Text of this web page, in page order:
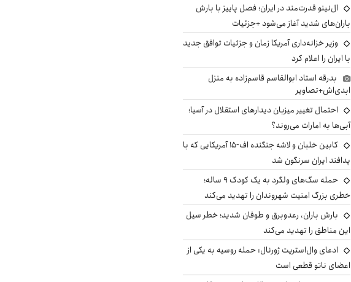
ال‌نینو قدرت‌مند در ایران؛ فصل پاییز با بارش
باران‌های شدید آغاز می‌شود +جزئیات
وزیر خزانه‌داری آمریکا زمان و جزئیات توافق جدید
با ایران را اعلام کرد
بدرقه استاد ابوالقاسم قاسم‌زاده به منزل
ابدی‌اش+تصاویر
احتمال تغییر میزبان دیدارهای استقلال در آسیا؛
آبی‌ها به امارات می‌روند؟
کابین خلبان و لاشه جنگنده اف-۱۵ آمریکایی که با
پدافند ایران سرنگون شد
حمله سگ‌های ولگرد به یک کودک ۹ ساله؛
خطری بزرگ امنیت شهروندان را تهدید می‌کند
بارش باران، رعدوبرق و طوفان شدید؛ خطر سیل
این مناطق را تهدید می‌کند
ادعای وال‌استریت ژورنال: حمله روسیه به یکی از
اعضای ناتو قطعی است